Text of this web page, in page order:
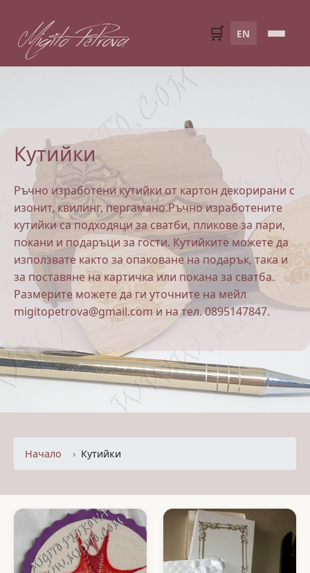
Migito Petrova 🛒 EN
Кутийки
Ръчно изработени кутийки от картон декорирани с
изонит, квилинг, пергамано.Ръчно изработените
кутийки са подходяци за сватби, пликове за пари,
покани и подаръци за гости. Кутийките можете да
използвате както за опаковане на подарък, така и
за поставяне на картичка или покана за сватба.
Размерите можете да ги уточните на мейл
migitopetrova@gmail.com и на тел. 0895147847.
Начало Кутийки